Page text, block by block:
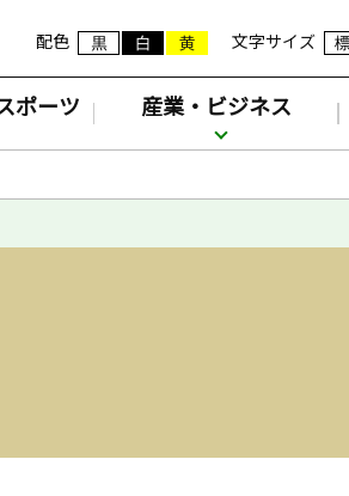
配色 文字サイズ
ポーツ 産業・ビジネス